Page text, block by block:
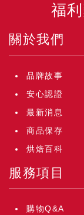
福
關於我們
品牌故事
安心認證
最新消息
商品保存
烘焙百科
服務項目
購物Q&A